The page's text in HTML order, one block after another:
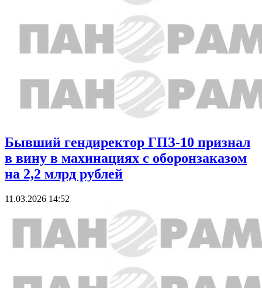
Бывший гендиректор ГПЗ-10 признал
в вину в махинациях с оборонзаказом
на 2,2 млрд рублей
11.03.2026 14:52